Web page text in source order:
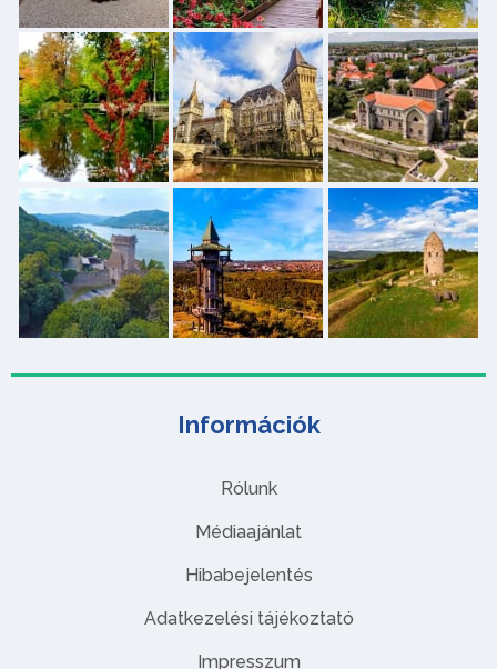
Információk
Rólunk
Médiaajánlat
Hibabejelentés
Adatkezelési tájékoztató
Impresszum